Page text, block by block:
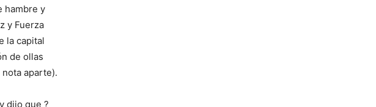
hambre y
y Fuerza
la capital
de ollas
aparte).
dijo que ?